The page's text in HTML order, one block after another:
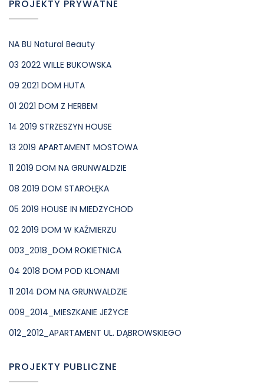
PROJEKTY PRYWATNE
NA BU Natural Beauty
03 2022 WILLE BUKOWSKA
09 2021 DOM HUTA
01 2021 DOM Z HERBEM
14 2019 STRZESZYN HOUSE
13 2019 APARTAMENT MOSTOWA
11 2019 DOM NA GRUNWALDZIE
08 2019 DOM STAROŁĘKA
05 2019 HOUSE IN MIEDZYCHOD
02 2019 DOM W KAŹMIERZU
003_2018_DOM ROKIETNICA
04 2018 DOM POD KLONAMI
11 2014 DOM NA GRUNWALDZIE
009_2014_MIESZKANIE JEŻYCE
012_2012_APARTAMENT UL. DĄBROWSKIEGO
PROJEKTY PUBLICZNE